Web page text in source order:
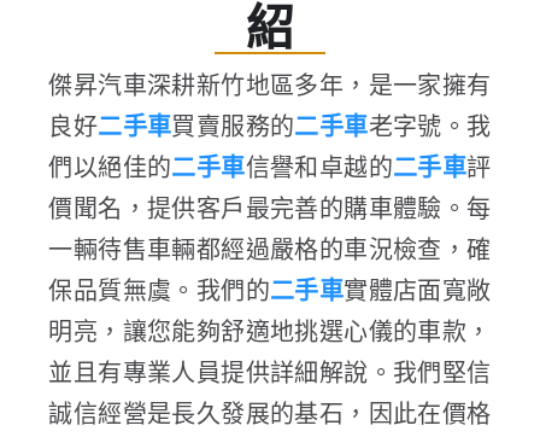
紹
傑昇汽車深耕新竹地區多年，是一家擁有
良好二手車買賣服務的二手車老字號。我
們以絕佳的二手車信譽和卓越的二手車評
價聞名，提供客戶最完善的購車體驗。每
一輛待售車輛都經過嚴格的車況檢查，確
保品質無虞。我們的二手車實體店面寬敞
明亮，讓您能夠舒適地挑選心儀的車款，
並且有專業人員提供詳細解說。我們堅信
誠信經營是長久發展的基石，因此在價格